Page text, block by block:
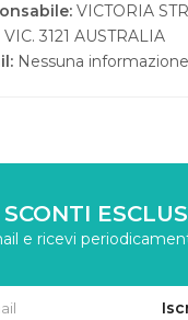
VICTORIA
3121 AUSTRALIA
Nessuna informazione
e ricevi